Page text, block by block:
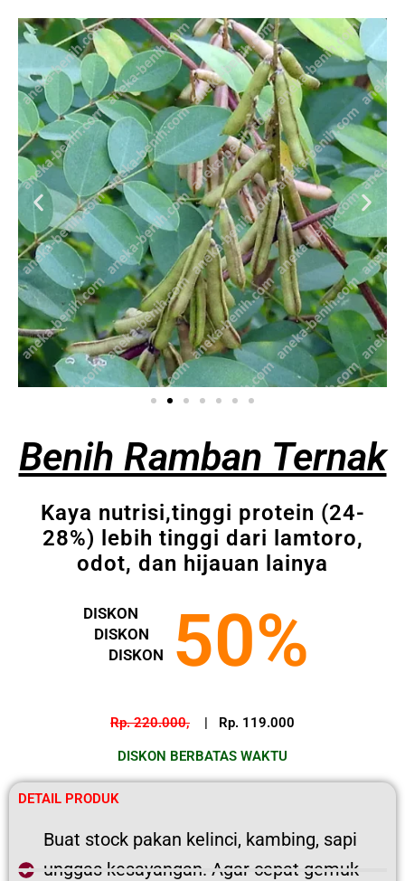
Benih Ramban Ternak
Kaya nutrisi,tinggi protein (24-
28%) lebih tinggi dari lamtoro,
odot, dan hijauan lainya
DISKON
DISKON
DISKON
50%
Rp. 220.000, | Rp. 119.000
DISKON BERBATAS WAKTU
DETAIL PRODUK
Buat stock pakan kelinci, kambing, sapi
unggas kesayangan. Agar cepat gemuk